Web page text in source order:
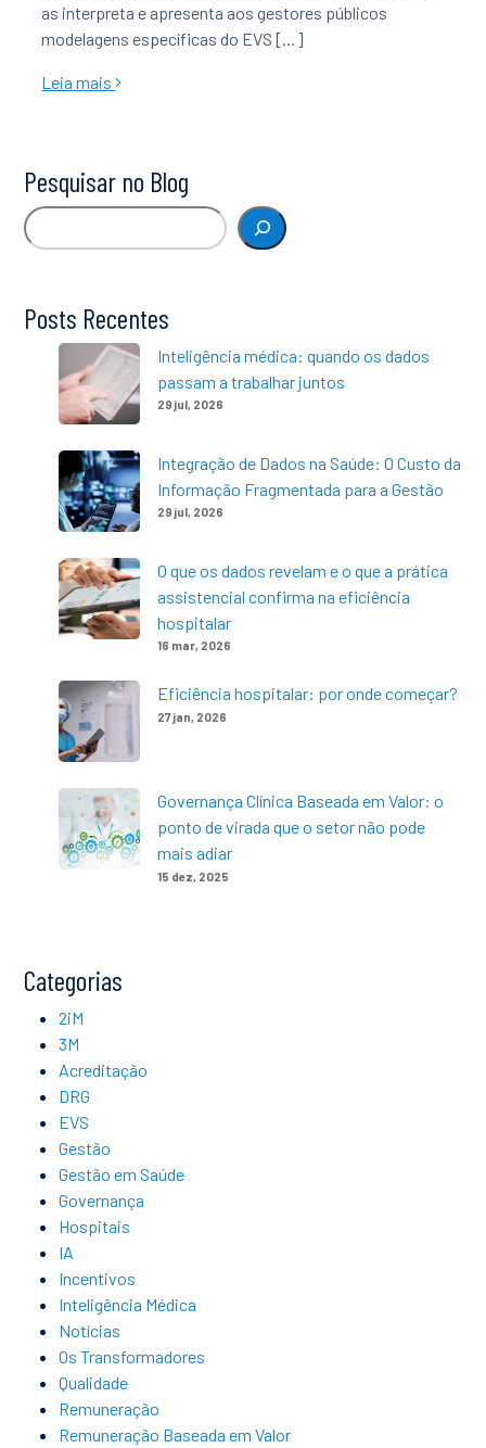
as interpreta e apresenta aos gestores públicos
modelagens específicas do EVS […]
Leia mais
Pesquisar no Blog
Pesquisar
Posts Recentes
Inteligência médica: quando os dados
passam a trabalhar juntos
29 jul, 2026
Integração de Dados na Saúde: O Custo da
Informação Fragmentada para a Gestão
29 jul, 2026
O que os dados revelam e o que a prática
assistencial confirma na eficiência
hospitalar
16 mar, 2026
Eficiência hospitalar: por onde começar?
27 jan, 2026
Governança Clínica Baseada em Valor: o
ponto de virada que o setor não pode
mais adiar
15 dez, 2025
Categorias
2iM
3M
Acreditação
DRG
EVS
Gestão
Gestão em Saúde
Governança
Hospitais
IA
Incentivos
Inteligência Médica
Notícias
Os Transformadores
Qualidade
Remuneração
Remuneração Baseada em Valor